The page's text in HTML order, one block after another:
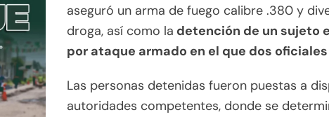
aseguró un arma de fuego calibre .380 y
droga, así como la detención de un sujeto
por ataque armado en el que dos
Las personas detenidas fueron puestas a
autoridades competentes, donde se